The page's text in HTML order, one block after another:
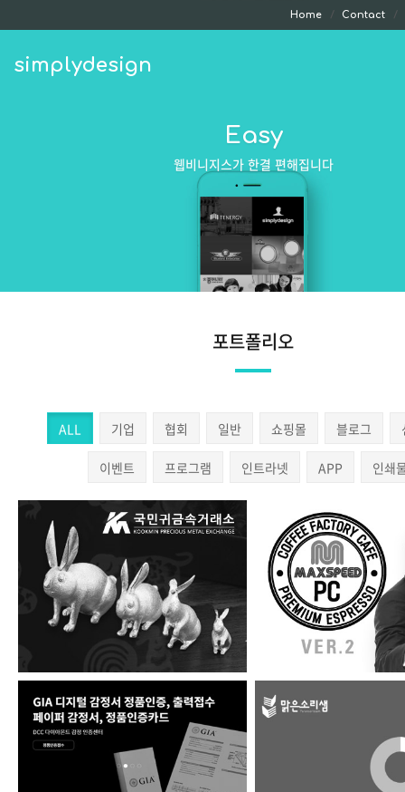
Home Contact
simplydesign
Easy
웹비니지스가 한결 편해집니다
포트폴리오
ALL 기업 협회 일반 쇼핑몰 블로그
이벤트 프로그램 인트라넷 APP 인쇄
(주)국민귀금속거래소 맥스피드PC
DCC 다이아몬드 감정 인… 과외 매칭 플랫폼